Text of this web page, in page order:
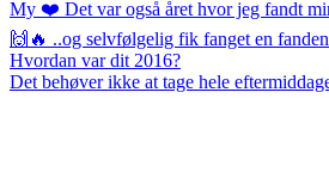
Det behøver ikke at tage hele